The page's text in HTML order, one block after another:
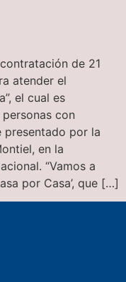
de 21
atender el
el cual es
con
presentado por la
en la
“Vamos a
por Casa’, que […]